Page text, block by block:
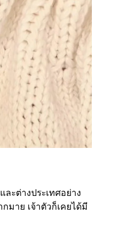
ะต่างประเทศอย่าง
มาย เจ้าตัวก็เคยได้มี